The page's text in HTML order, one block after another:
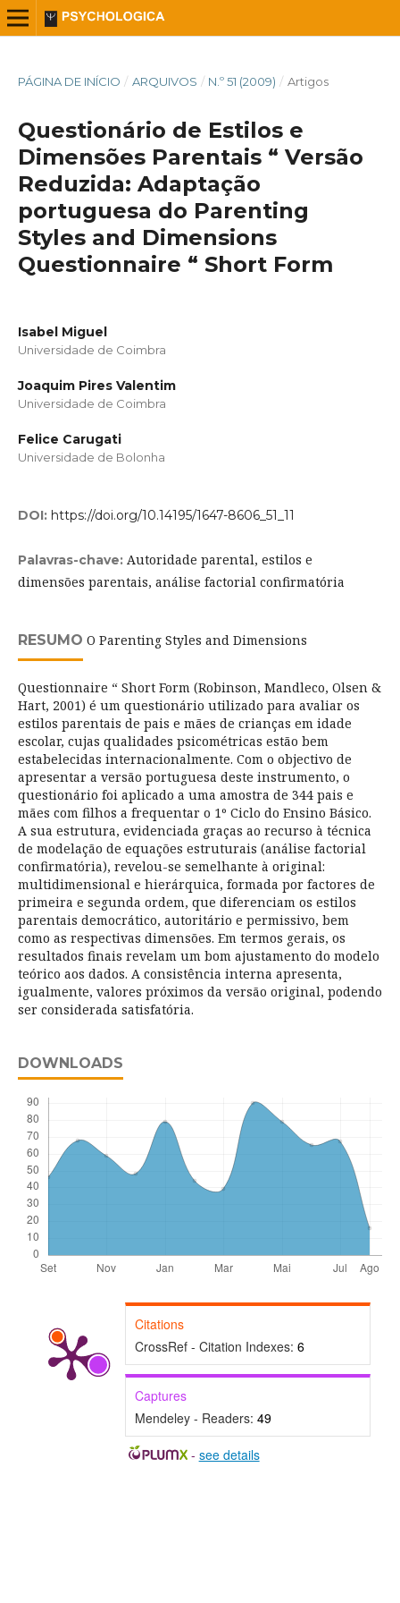
PÁGINA DE INÍCIO / ARQUIVOS / N.º 51 (2009) / Artigos
Questionário de Estilos e
Dimensões Parentais “ Versão
Reduzida: Adaptação
portuguesa do Parenting
Styles and Dimensions
Questionnaire “ Short Form
Isabel Miguel
Universidade de Coimbra
Joaquim Pires Valentim
Universidade de Coimbra
Felice Carugati
Universidade de Bolonha
DOI: https://doi.org/10.14195/1647-8606_51_11
Palavras-chave: Autoridade parental, estilos e
dimensões parentais, análise factorial confirmatória
RESUMO O Parenting Styles and Dimensions
Questionnaire “ Short Form (Robinson, Mandleco, Olsen &
Hart, 2001) é um questionário utilizado para avaliar os
estilos parentais de pais e mães de crianças em idade
escolar, cujas qualidades psicométricas estão bem
estabelecidas internacionalmente. Com o objectivo de
apresentar a versão portuguesa deste instrumento, o
questionário foi aplicado a uma amostra de 344 pais e
mães com filhos a frequentar o 1º Ciclo do Ensino Básico.
A sua estrutura, evidenciada graças ao recurso à técnica
de modelação de equações estruturais (análise factorial
confirmatória), revelou-se semelhante à original:
multidimensional e hierárquica, formada por factores de
primeira e segunda ordem, que diferenciam os estilos
parentais democrático, autoritário e permissivo, bem
como as respectivas dimensões. Em termos gerais, os
resultados finais revelam um bom ajustamento do modelo
teórico aos dados. A consistência interna apresenta,
igualmente, valores próximos da versão original, podendo
ser considerada satisfatória.
DOWNLOADS
Citations
CrossRef - Citation Indexes: 6
Captures
Mendeley - Readers: 49
- see details